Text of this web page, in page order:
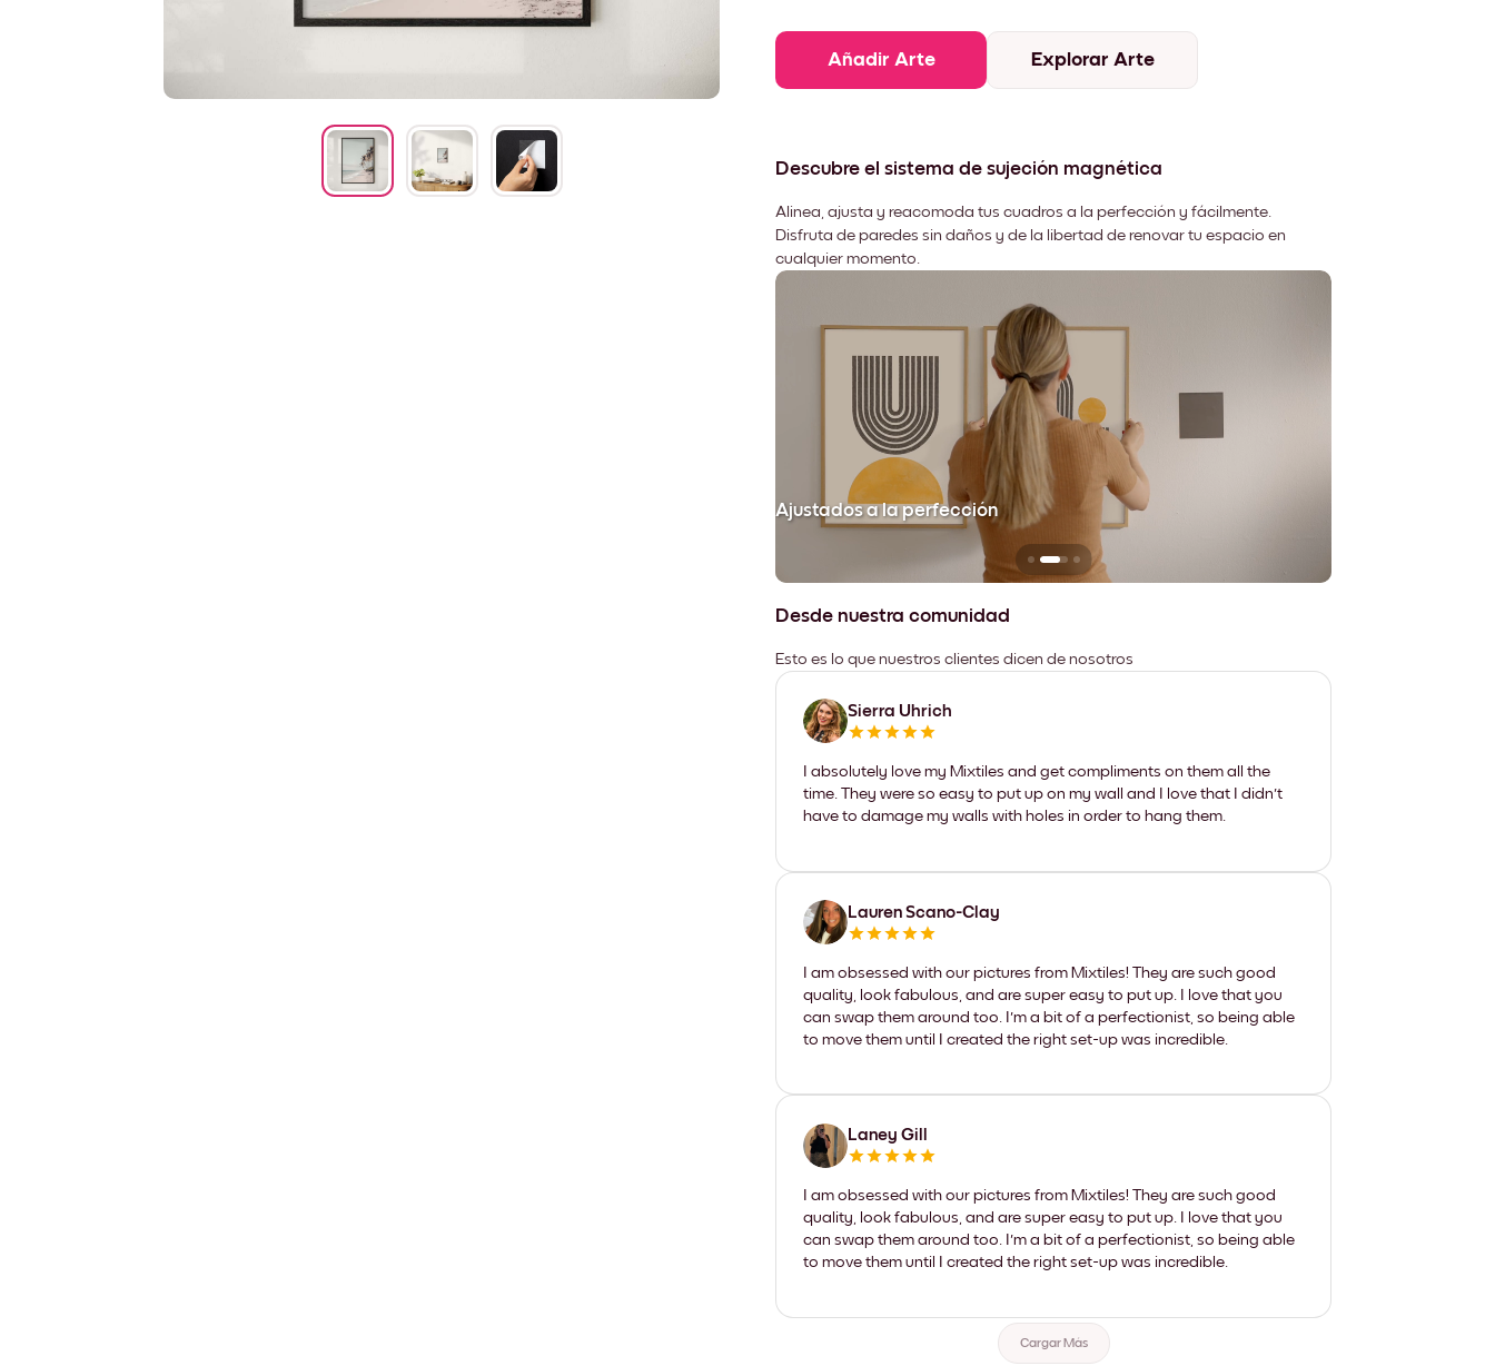
Añadir Arte Explorar Arte
Descubre el sistema de sujeción magnética
Alinea, ajusta y reacomoda tus cuadros a la perfección y fácilmente.
Disfruta de paredes sin daños y de la libertad de renovar tu espacio en
cualquier momento.
Ajustados a la perfección
Desde nuestra comunidad
Esto es lo que nuestros clientes dicen de nosotros
Sierra Uhrich
I absolutely love my Mixtiles and get compliments on them all the
time. They were so easy to put up on my wall and I love that I didn't
have to damage my walls with holes in order to hang them.
Lauren Scano-Clay
I am obsessed with our pictures from Mixtiles! They are such good
quality, look fabulous, and are super easy to put up. I love that you
can swap them around too. I'm a bit of a perfectionist, so being able
to move them until I created the right set-up was incredible.
Laney Gill
I am obsessed with our pictures from Mixtiles! They are such good
quality, look fabulous, and are super easy to put up. I love that you
can swap them around too. I'm a bit of a perfectionist, so being able
to move them until I created the right set-up was incredible.
Cargar Más